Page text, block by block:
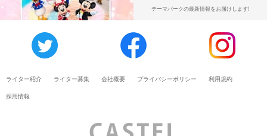
テーマパークの最新情報をお届けします!
ライター紹介 ライター募集 会社概要 プライバシーポリシー 利用規約
採用情報